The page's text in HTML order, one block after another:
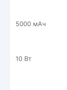
5000 мАч
10 Вт